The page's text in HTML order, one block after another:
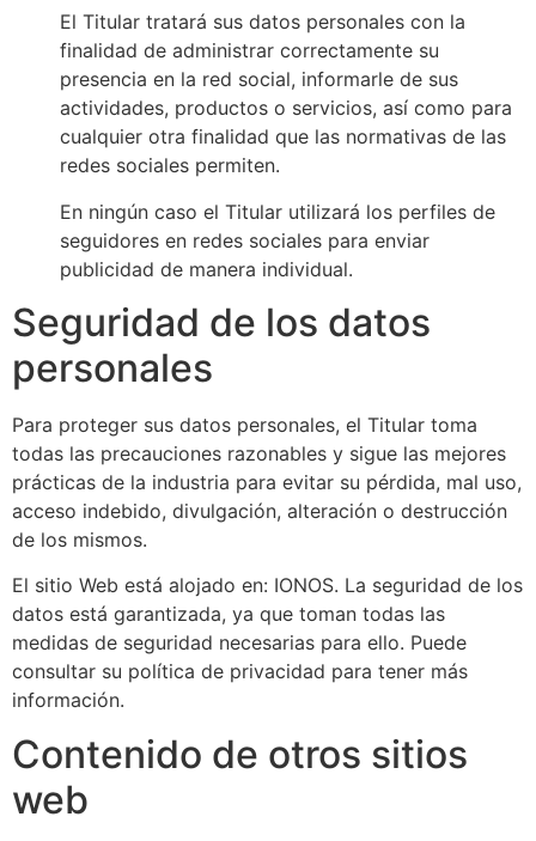
El Titular tratará sus datos personales con la
finalidad de administrar correctamente su
presencia en la red social, informarle de sus
actividades, productos o servicios, así como para
cualquier otra finalidad que las normativas de las
redes sociales permiten.
En ningún caso el Titular utilizará los perfiles de
seguidores en redes sociales para enviar
publicidad de manera individual.
Seguridad de los datos
personales
Para proteger sus datos personales, el Titular toma
todas las precauciones razonables y sigue las mejores
prácticas de la industria para evitar su pérdida, mal uso,
acceso indebido, divulgación, alteración o destrucción
de los mismos.
El sitio Web está alojado en: IONOS. La seguridad de los
datos está garantizada, ya que toman todas las
medidas de seguridad necesarias para ello. Puede
consultar su política de privacidad para tener más
información.
Contenido de otros sitios
web